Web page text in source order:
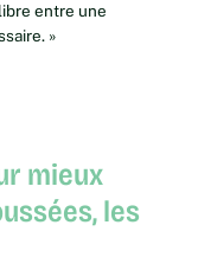
entre une
»
mieux
les